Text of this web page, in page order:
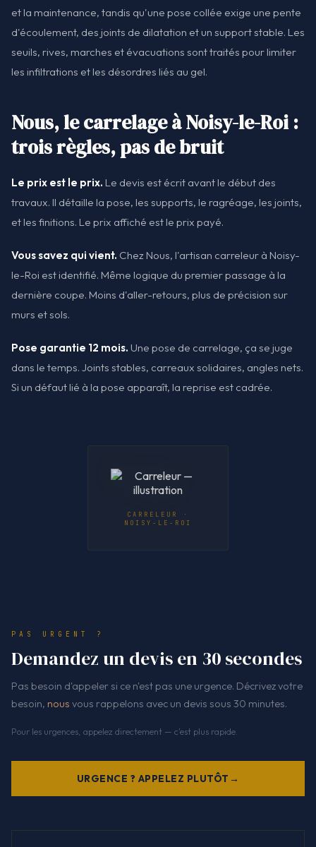
et la maintenance, tandis qu'une pose collée exige une pente
d'écoulement, des joints de dilatation et un support stable. Les
seuils, rives, marches et évacuations sont traités pour limiter
les infiltrations et les désordres liés au gel.
Nous, le carrelage à Noisy-le-Roi :
trois règles, pas de bruit
Le prix est le prix. Le devis est écrit avant le début des
travaux. Il détaille la pose, les supports, le ragréage, les joints,
et les finitions. Le prix affiché est le prix payé.
Vous savez qui vient. Chez Nous, l'artisan carreleur à Noisy-
le-Roi est identifié. Même logique du premier passage à la
dernière coupe. Moins d'aller-retours, plus de précision sur
murs et sols.
Pose garantie 12 mois. Une pose de carrelage, ça se juge
dans le temps. Joints stables, carreaux solidaires, angles nets.
Si un défaut lié à la pose apparaît, la reprise est cadrée.
CARRELEUR ·
NOISY-LE-ROI
PAS URGENT ?
Demandez un devis en 30 secondes
Pas besoin d'appeler si ce n'est pas une urgence. Décrivez votre
besoin, nous vous rappelons avec un devis sous 30 minutes.
Pour les urgences, appelez directement — c'est plus rapide.
URGENCE ? APPELEZ PLUTÔT